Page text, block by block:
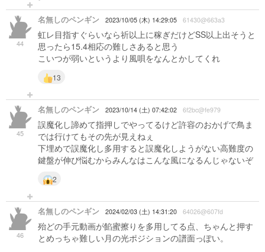
44
名無しのペンギン 2023/10/05 (木) 14:29:05 61430@663a3
虹レ目指すぐらいなら祈以上に稼ぎだけどSS以上出そうと
思ったら15.4相応の難しさあると思う
こいつが弱いというより風唄をなんとかしてくれ
13
45
名無しのペンギン 2023/10/14 (土) 07:42:02 6f2bc@fe979
誤魔化し諦めて指押しでやってるけど許容のおかげで鳥ま
では行けてもその先が見えねぇ
下埋めで誤魔化し多用すると誤魔化しようがない高難度の
鍵盤が伸び悩むからみんなはこんな風になるんじゃないぞ
2
46
名無しのペンギン 2024/02/03 (土) 14:31:20 64026@607fd
殆どの手元動画が餡蜜擦りを多用してる点、ちゃんと押す
とめっちゃ難しい月の光ポジションの譜面っぽい。